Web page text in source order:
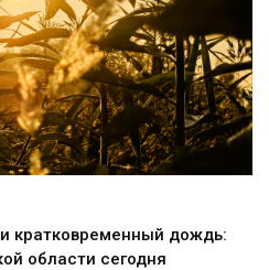
кратковременный дождь:
области сегодня